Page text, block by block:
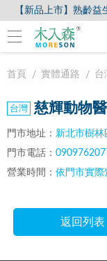
【新品上市】熟齡
首頁 實體通路 台
慈輝動物
門市地址： 新北市樹林
門市電話：
營業時間： 依門市實際
返回列表